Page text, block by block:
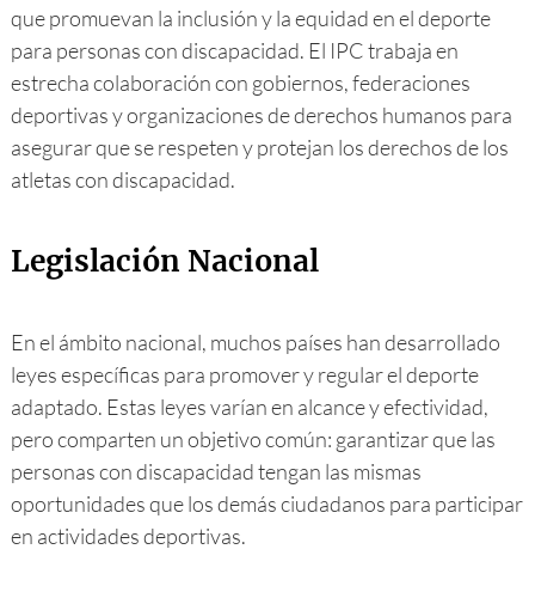
que promuevan la inclusión y la equidad en el deporte
para personas con discapacidad. El IPC trabaja en
estrecha colaboración con gobiernos, federaciones
deportivas y organizaciones de derechos humanos para
asegurar que se respeten y protejan los derechos de los
atletas con discapacidad.
Legislación Nacional
En el ámbito nacional, muchos países han desarrollado
leyes específicas para promover y regular el deporte
adaptado. Estas leyes varían en alcance y efectividad,
pero comparten un objetivo común: garantizar que las
personas con discapacidad tengan las mismas
oportunidades que los demás ciudadanos para participar
en actividades deportivas.